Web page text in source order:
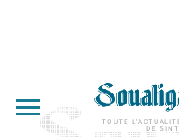
TOUTE
DE